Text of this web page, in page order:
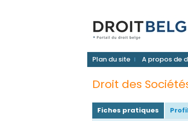
Plan du site A propos de
Droit des
Fiches pratiques